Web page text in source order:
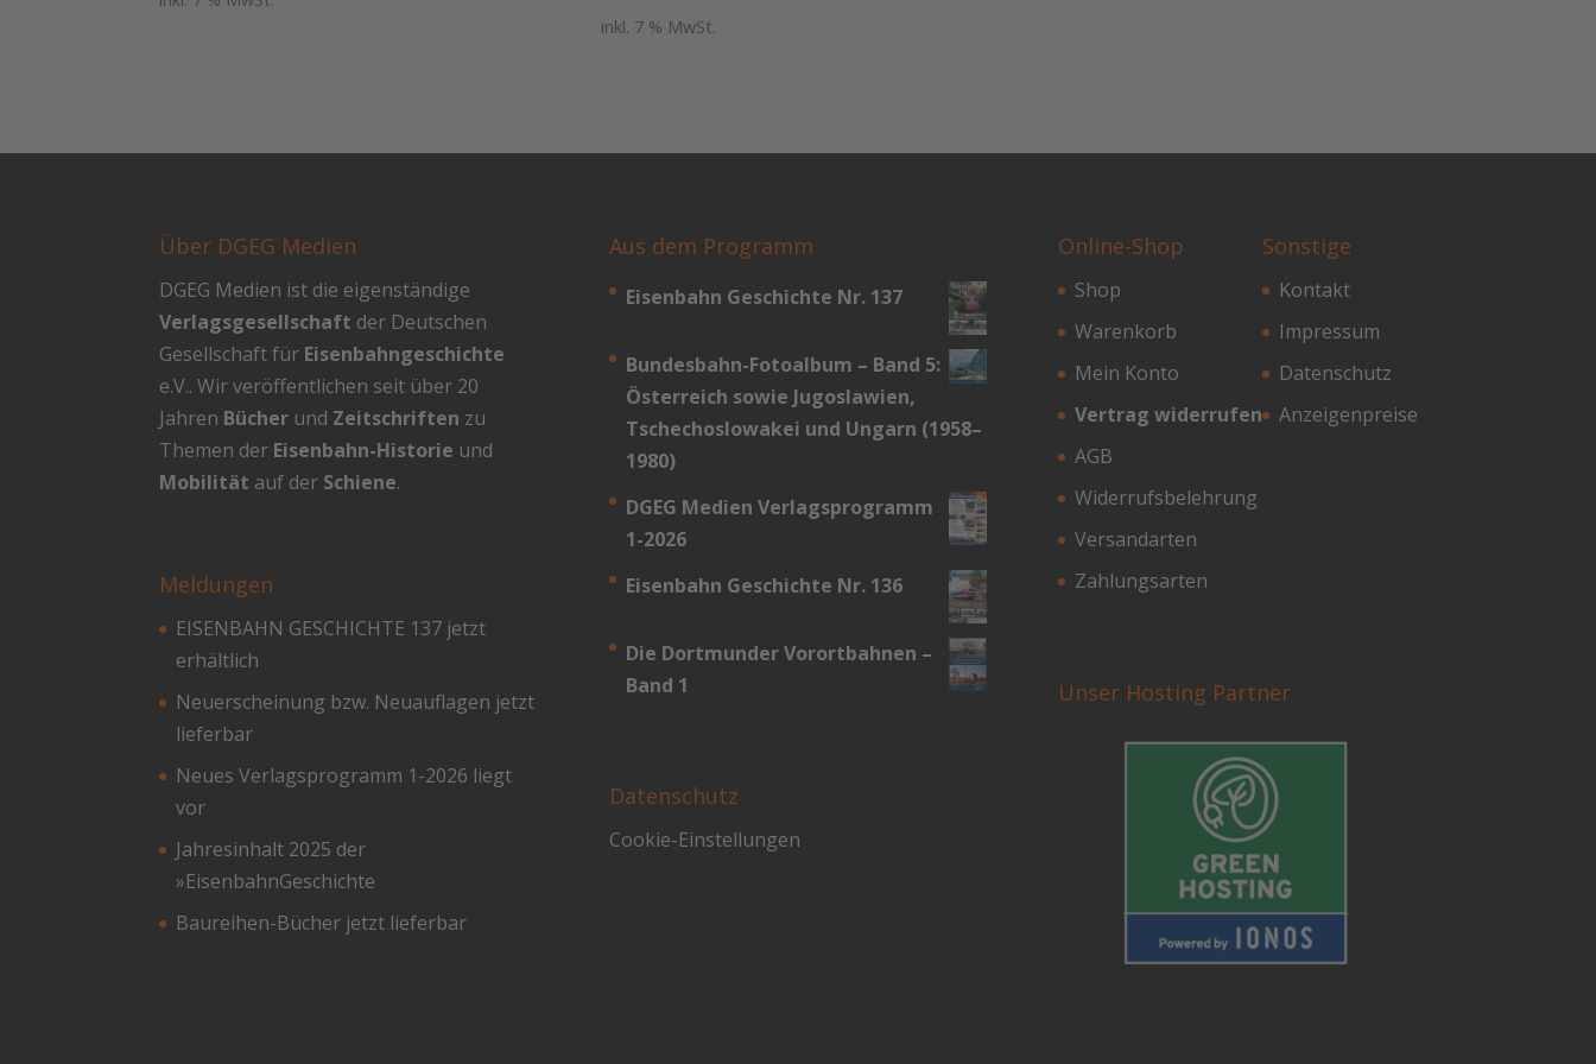
war:
inkl. 7 % MwSt.
Über DGEG Medien
DGEG Medien ist die eigenständige
Verlagsgesellschaft der Deutschen
Gesellschaft für Eisenbahngeschichte
e.V.. Wir veröffentlichen seit über 20
Jahren Bücher und Zeitschriften zu
Themen der Eisenbahn-Historie und
Mobilität auf der Schiene.
Meldungen
EISENBAHN GESCHICHTE 137 jetzt
erhältlich
Neuerscheinung bzw. Neuauflagen jetzt
lieferbar
Neues Verlagsprogramm 1-2026 liegt
vor
Jahresinhalt 2025 der
»EisenbahnGeschichte
Baureihen-Bücher jetzt lieferbar
Aus dem Programm
Eisenbahn Geschichte Nr. 137
Bundesbahn-­Fotoalbum – Band 5:
Österreich sowie Jugoslawien,
Tschechoslowakei und Ungarn (1958–
1980)
DGEG Medien Verlagsprogramm
1-2026
Eisenbahn Geschichte Nr. 136
Die Dortmunder Vorortbahnen –
Band 1
Datenschutz
Cookie-Einstellungen
Online-Shop
Shop
Warenkorb
Mein Konto
Vertrag widerrufen
AGB
Widerrufsbelehrung
Versandarten
Zahlungsarten
Sonstige
Kontakt
Impressum
Datenschutz
Anzeigenpreise
Unser Hosting Partner